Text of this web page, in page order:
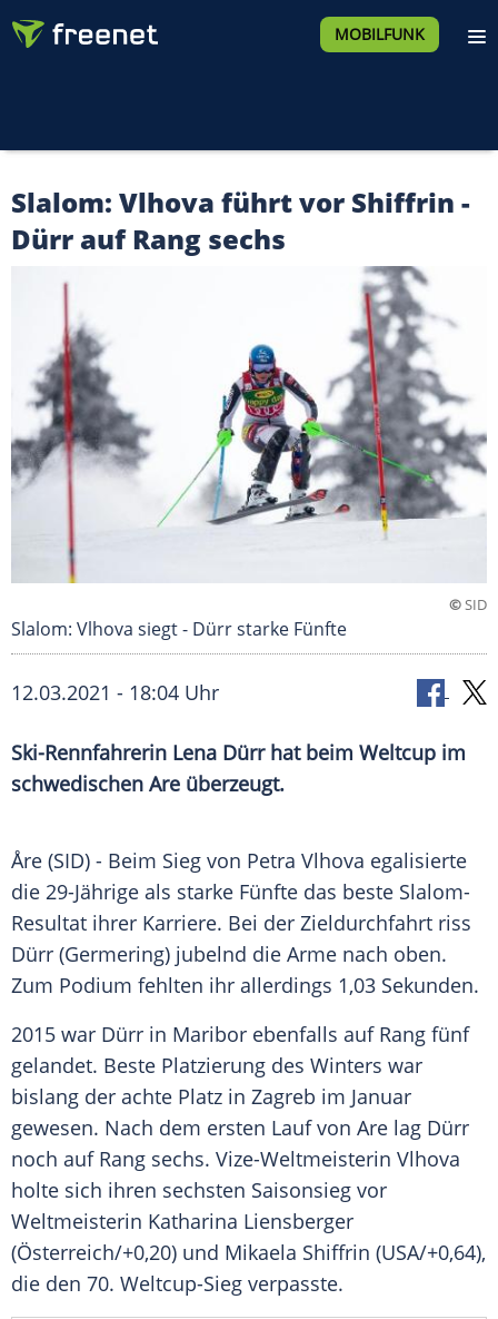
MOBILFUNK
Slalom: Vlhova führt vor Shiffrin -
Dürr auf Rang sechs
©SID
Slalom: Vlhova siegt - Dürr starke Fünfte
12.03.2021 - 18:04 Uhr
Ski-Rennfahrerin Lena Dürrhat beim Weltcup im
schwedischen Are überzeugt.
Åre (SID) - Beim Sieg von Petra Vlhova egalisierte
die 29-Jährige als starke Fünfte das beste Slalom-
Resultat ihrer Karriere. Bei der Zieldurchfahrt riss
Dürr (Germering) jubelnd die Arme nach oben.
Zum Podium fehlten ihr allerdings 1,03 Sekunden.
2015 war Dürr in Maribor ebenfalls auf Rang fünf
gelandet. Beste Platzierung des Winters war
bislang der achte Platz in Zagreb im Januar
gewesen. Nach dem ersten Lauf von Are lag Dürr
noch auf Rang sechs. Vize-Weltmeisterin Vlhova
holte sich ihren sechsten Saisonsieg vor
Weltmeisterin Katharina Liensberger
(Österreich/+0,20) und Mikaela Shiffrin (USA/+0,64),
die den 70. Weltcup-Sieg verpasste.